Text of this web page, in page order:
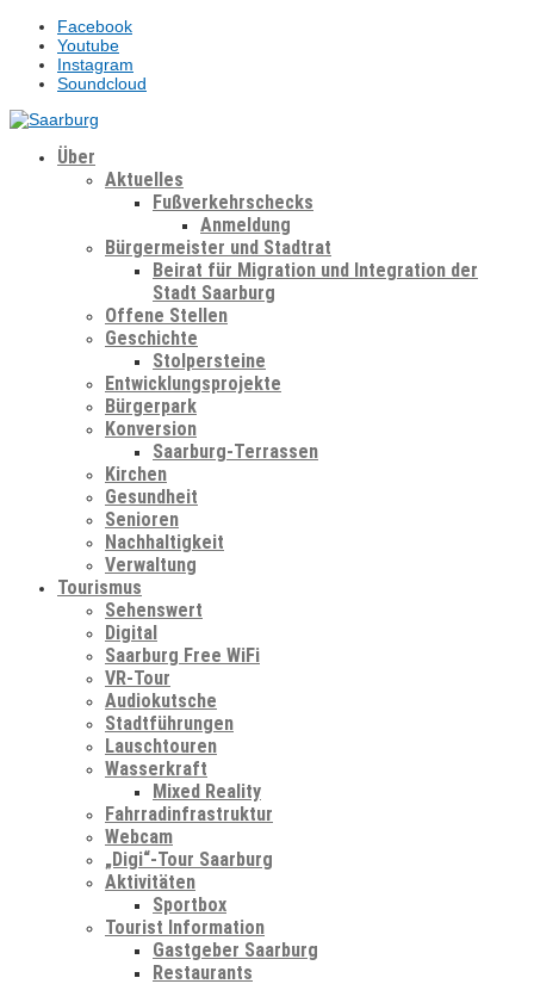
Facebook
Youtube
Instagram
Soundcloud
Über
Aktuelles
Fußverkehrschecks
Anmeldung
Bürgermeister und Stadtrat
Beirat für Migration und Integration der
Stadt Saarburg
Offene Stellen
Geschichte
Stolpersteine
Entwicklungsprojekte
Bürgerpark
Konversion
Saarburg-Terrassen
Kirchen
Gesundheit
Senioren
Nachhaltigkeit
Verwaltung
Tourismus
Sehenswert
Digital
Saarburg Free WiFi
VR-Tour
Audiokutsche
Stadtführungen
Lauschtouren
Wasserkraft
Mixed Reality
Fahrradinfrastruktur
Webcam
„Digi“-Tour Saarburg
Aktivitäten
Sportbox
Tourist Information
Gastgeber Saarburg
Restaurants